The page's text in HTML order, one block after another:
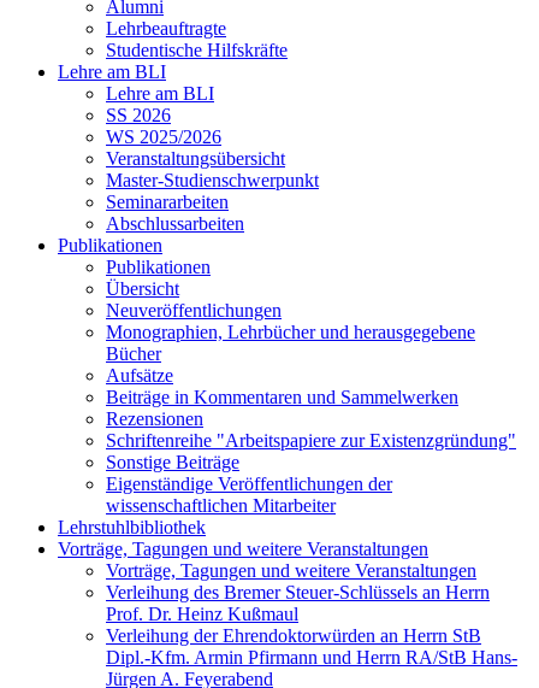
Alumni
Lehrbeauftragte
Studentische Hilfskräfte
Lehre am BLI
Lehre am BLI
SS 2026
WS 2025/2026
Veranstaltungsübersicht
Master-Studienschwerpunkt
Seminararbeiten
Abschlussarbeiten
Publikationen
Publikationen
Übersicht
Neuveröffentlichungen
Monographien, Lehrbücher und herausgegebene
Bücher
Aufsätze
Beiträge in Kommentaren und Sammelwerken
Rezensionen
Schriftenreihe "Arbeitspapiere zur Existenzgründung"
Sonstige Beiträge
Eigenständige Veröffentlichungen der
wissenschaftlichen Mitarbeiter
Lehrstuhlbibliothek
Vorträge, Tagungen und weitere Veranstaltungen
Vorträge, Tagungen und weitere Veranstaltungen
Verleihung des Bremer Steuer-Schlüssels an Herrn
Prof. Dr. Heinz Kußmaul
Verleihung der Ehrendoktorwürden an Herrn StB
Dipl.-Kfm. Armin Pfirmann und Herrn RA/StB Hans-
Jürgen A. Feyerabend